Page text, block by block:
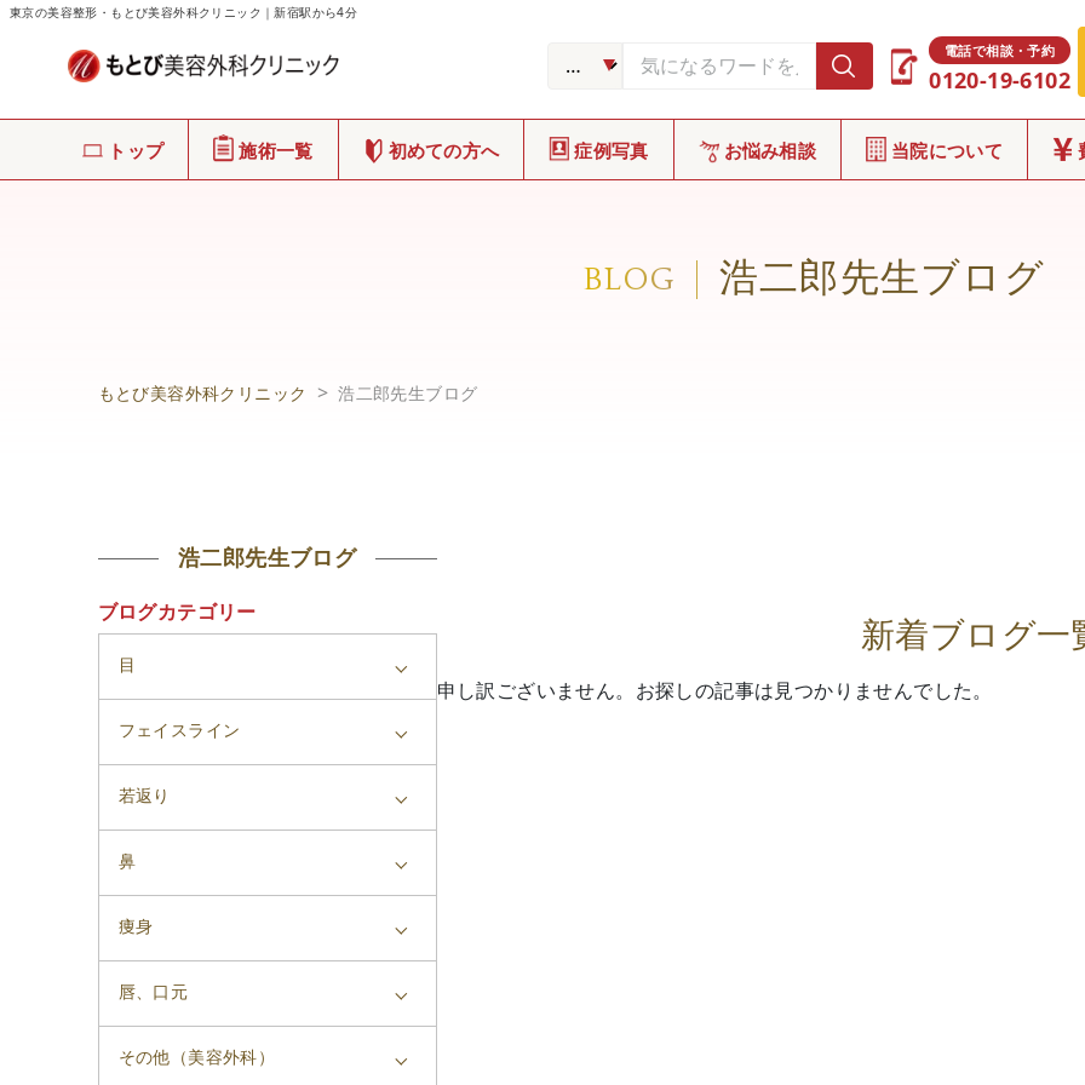
東京の美容整形・もとび美容外科クリニック｜新宿駅から4分
電話で相談・予約
0120-19-6102
トップ 施術一覧 初めての方へ 症例写真 お悩み相談 当院について
BLOG 浩二郎先生ブログ
もとび美容外科クリニック 浩二郎先生ブログ
浩二郎先生ブログ
ブログカテゴリー
目
フェイスライン
若返り
鼻
痩身
唇、口元
その他（美容外科）
新着ブログ一
申し訳ございません。お探しの記事は見つかりませんでした。